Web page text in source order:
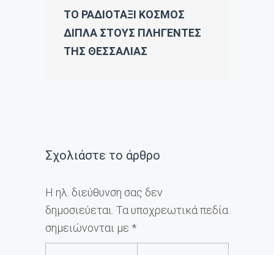
ΤΟ ΡΑΔΙΟΤΑΞΙ ΚΟΣΜΟΣ
ΔΙΠΛΑ ΣΤΟΥΣ ΠΛΗΓΕΝΤΕΣ
ΤΗΣ ΘΕΣΣΑΛΙΑΣ
Σχολιάστε το άρθρο
Η ηλ. διεύθυνση σας δεν
δημοσιεύεται. Τα υποχρεωτικά πεδία
σημειώνονται με *